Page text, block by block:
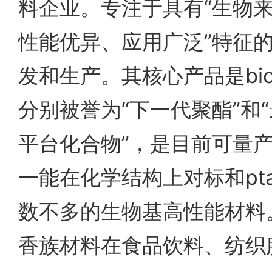
料企业。专注于具有“生物
性能优异、应用广泛”特征
发和生产。其核心产品是
分别被誉为“下一代聚酯”和
平台化合物”，是目前可量
一能在化学结构上对标和
数不多的生物基高性能材
香族材料在食品饮料、纺